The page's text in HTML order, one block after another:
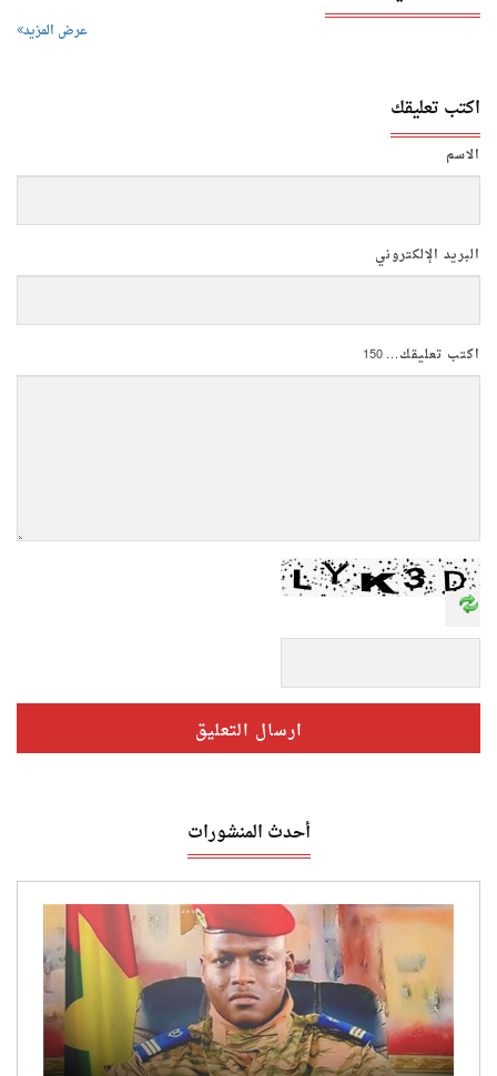
عرض المزيد
اكتب تعليقك
الاسم
البريد الإلكتروني
اكتب تعليقك...150
أحدث المنشورات